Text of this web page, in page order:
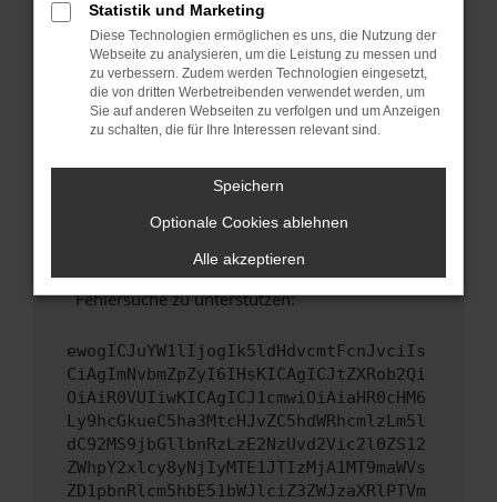
Betriebssystem auf dem neuesten Stand
sind.
Veraltete Software birgt nicht nur ein
Sicherheitsrisiko, sondern kann auch dazu
führen, dass bestimmte Funktionen nicht mehr
unterstützt werden.
Wende dich an den Webseitenbetreiber.
Wenn du alle oben genannten Schritte versucht
hast, kontaktiere uns bitte. Wir werden
versuchen, das Problem zu beheben. Du kannst
uns diesen Text schicken, um uns bei der
Fehlersuche zu unterstützen:
ewogICJuYW1lIjogIk5ldHdvcmtFcnJvciIs
CiAgImNvbmZpZyI6IHsKICAgICJtZXRob2Qi
OiAiR0VUIiwKICAgICJ1cmwiOiAiaHR0cHM6
Ly9hcGkueC5ha3MtcHJvZC5hdWRhcmlzLm5l
dC92MS9jbGllbnRzLzE2NzUvd2Vic2l0ZS12
ZWhpY2xlcy8yNjIyMTE1JTIzMjA1MT9maWVs
ZD1pbnRlcm5hbE51bWJlciZ3ZWJzaXRlPTVm
Statistik und Marketing
Diese Technologien ermöglichen es uns, die Nutzung der
Webseite zu analysieren, um die Leistung zu messen und
zu verbessern. Zudem werden Technologien eingesetzt,
die von dritten Werbetreibenden verwendet werden, um
Sie auf anderen Webseiten zu verfolgen und um Anzeigen
zu schalten, die für Ihre Interessen relevant sind.
Speichern
Optionale Cookies ablehnen
Alle akzeptieren